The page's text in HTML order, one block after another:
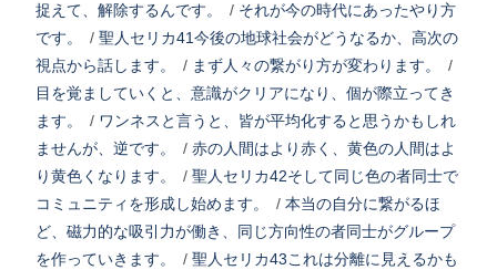
捉えて、解除するんです。
/ それが今の時代にあったやり方
です。
/ 聖人セリカ41今後の地球社会がどうなるか、高次の
視点から話します。
/ まず人々の繋がり方が変わります。
/
目を覚ましていくと、意識がクリアになり、個が際立ってき
ます。
/ ワンネスと言うと、皆が平均化すると思うかもしれ
ませんが、逆です。
/ 赤の人間はより赤く、黄色の人間はよ
り黄色くなります。
/ 聖人セリカ42そして同じ色の者同士で
コミュニティを形成し始めます。
/ 本当の自分に繋がるほ
ど、磁力的な吸引力が働き、同じ方向性の者同士がグループ
を作っていきます。
/ 聖人セリカ43これは分離に見えるかも